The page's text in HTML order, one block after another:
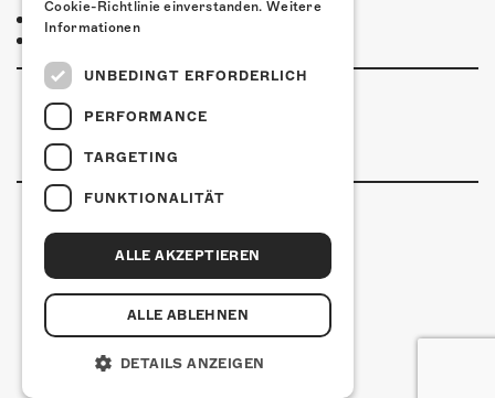
Facebook-Event
Kulturfabrik Kofmehl
Kofmehlweg 1
+41 32 621 20 60
Cookie-Richtlinie einverstanden. Weitere
Informationen
UNBEDINGT ERFORDERLICH
PERFORMANCE
TARGETING
FUNKTIONALITÄT
ALLE AKZEPTIEREN
ALLE ABLEHNEN
DETAILS ANZEIGEN